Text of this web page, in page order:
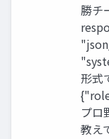
勝チ
形式
プロ
教え